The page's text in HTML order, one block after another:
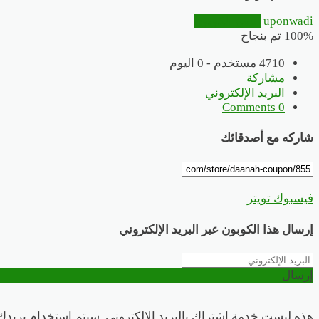
uponwadi
100% تم بنجاح
4710 مستخدم - 0 اليوم
مشاركة
البريد الإلكتروني
0 Comments
شاركه مع أصدقائك
فيسبوك تويتر
إرسال هذا الكوبون عبر البريد الإلكتروني
إرسال